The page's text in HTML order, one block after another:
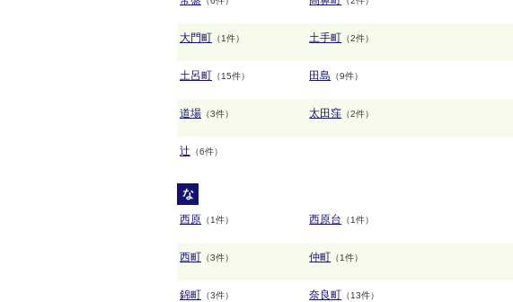
大門町 （1件） 土手町 （2件）
土呂町 （15件） 田島 （9件）
道場 （3件） 太田窪 （2件）
辻 （6件）
な
西原 （1件） 西原台 （1件）
西町 （3件） 仲町 （1件）
錦町 （3件） 奈良町 （13件）